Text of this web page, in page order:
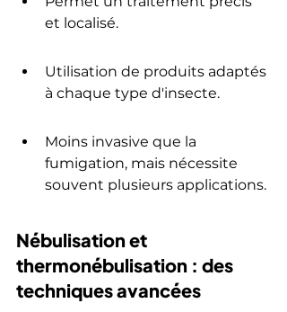
et localisé.
Utilisation de produits adaptés
à chaque type d'insecte.
Moins invasive que la
fumigation, mais nécessite
souvent plusieurs applications.
Nébulisation et
thermonébulisation : des
techniques avancées